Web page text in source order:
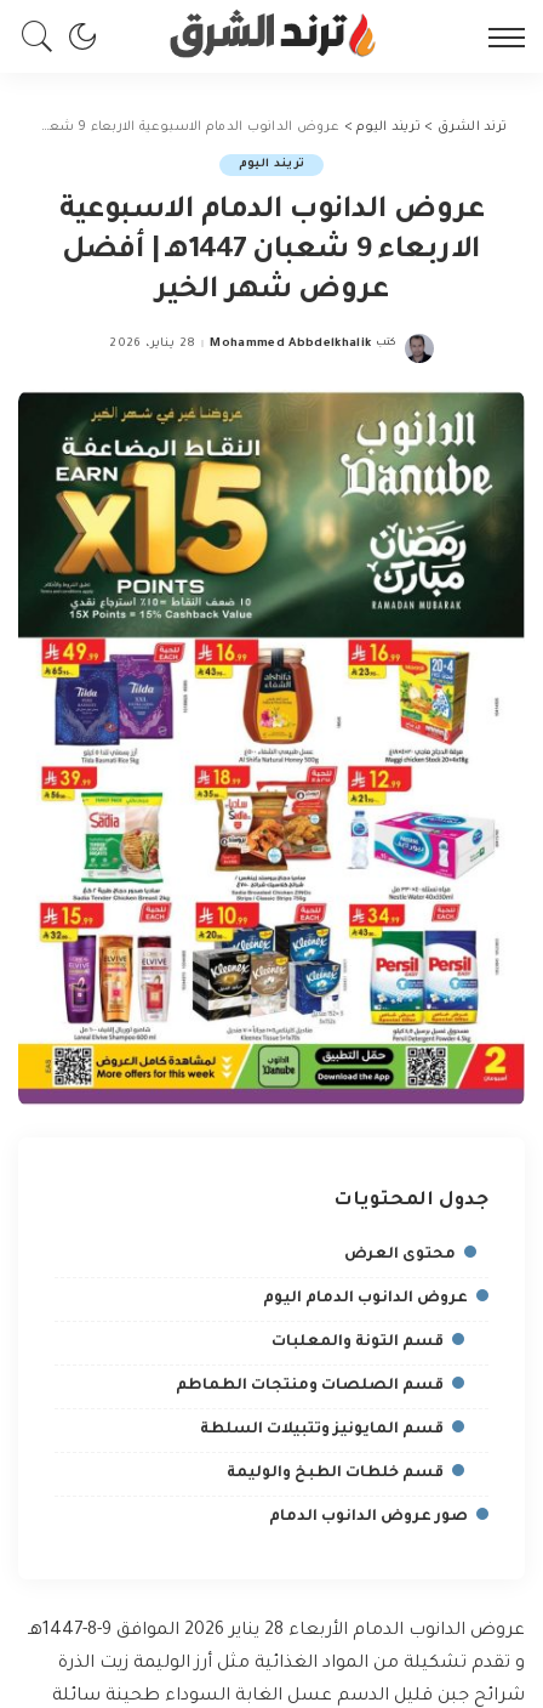
ترند الشرق > تريند اليوم> عروض الدانوب الدمام الاسبوعية الاربعاء 9 شعبان 1447هـ | أفضل عروض شهر الخير
تريند اليوم
عروض الدانوب الدمام الاسبوعية
الاربعاء 9 شعبان 1447هـ | أفضل
عروض شهر الخير
Posted
كتب Mohammed Abbdelkhalik 28 يناير، 2026
جدول المحتويات
محتوى العرض
عروض الدانوب الدمام اليوم
قسم التونة والمعلبات
قسم الصلصات ومنتجات الطماطم
قسم المايونيز وتتبيلات السلطة
قسم خلطات الطبخ والوليمة
صور عروض الدانوب الدمام
عروض الدانوب الدمام الأربعاء 28 يناير 2026 الموافق 9-8-1447هـ
و تقدم تشكيلة من المواد الغذائية مثل أرز الوليمة زيت الذرة
شرائح جبن قليل الدسم عسل الغابة السوداء طحينة سائلة